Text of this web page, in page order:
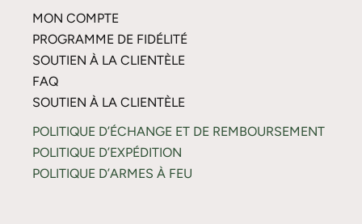
MON COMPTE
PROGRAMME DE FIDÉLITÉ
SOUTIEN À LA CLIENTÈLE
FAQ
SOUTIEN À LA CLIENTÈLE
POLITIQUE D’ÉCHANGE ET DE REMBOURSEMENT
POLITIQUE D’EXPÉDITION
POLITIQUE D’ARMES À FEU